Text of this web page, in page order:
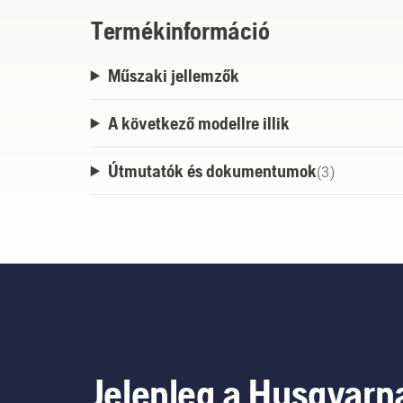
Termékinformáció
Műszaki jellemzők
A következő modellre illik
Útmutatók és dokumentumok(3)
Jelenleg a